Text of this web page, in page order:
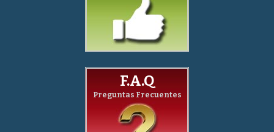
F.A.Q
Preguntas Frecuentes